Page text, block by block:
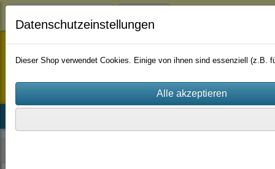
staufenbiel-berlin
Datenschutzeinstellungen
Dieser Shop verwendet Cookies. Einige von ihnen sind essenziell (z.B.